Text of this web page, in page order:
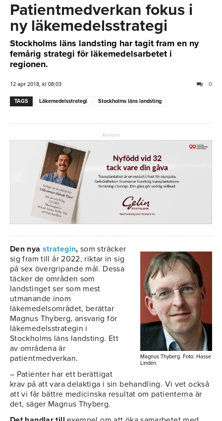
Patientmedverkan fokus i
ny läkemedelsstrategi
Stockholms läns landsting har tagit fram en ny
femårig strategi för läkemedelsarbetet i
regionen.
12 apr 2018, kl 08:03 0
TAGS Läkemedelsstrategi Stockholms läns landsting
Annons
Magnus Thyberg. Foto: Hasse
Lindén.
Den nya strategin, som sträcker
sig fram till år 2022, riktar in sig
på sex övergripande mål. Dessa
täcker de områden som
landstinget ser som mest
utmanande inom
läkemedelsområdet, berättar
Magnus Thyberg, ansvarig för
läkemedelsstrategin i
Stockholms läns landsting. Ett
av områdena är
patientmedverkan.
– Patienter har ett berättigat
krav på att vara delaktiga i sin behandling. Vi vet också
att vi får bättre medicinska resultat om patienterna är
det, säger Magnus Thyberg.